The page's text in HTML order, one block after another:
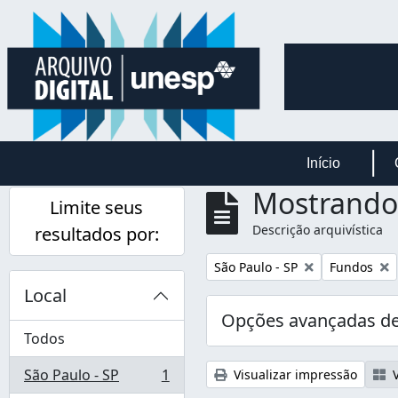
Skip to main content
Início
Limite seus
resultados por:
Local
Todos
São Paulo - SP
, 1 resultados 1
Descrição arquivística
Remover filtro:
São Paulo - SP Remover
Fundos
Opções avançadas
Visualizar impressão